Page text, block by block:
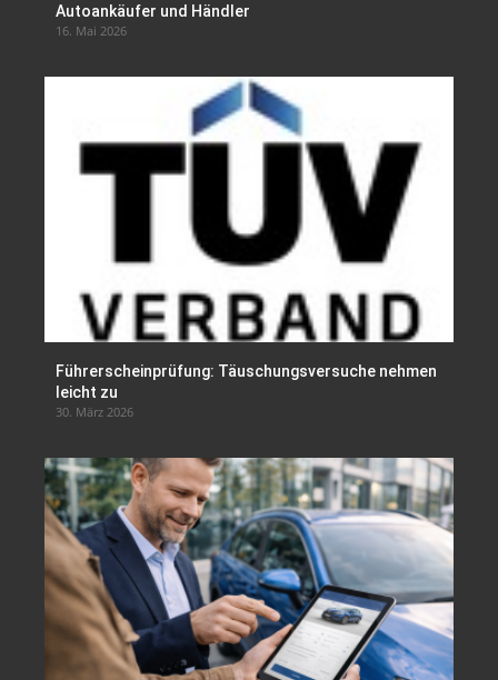
Autoankäufer und Händler
16. Mai 2026
Führerscheinprüfung: Täuschungsversuche nehmen
leicht zu
30. März 2026